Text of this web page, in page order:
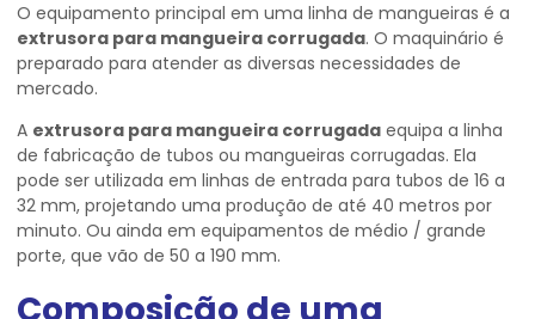
O equipamento principal em uma linha de mangueiras é a
extrusora para mangueira corrugada. O maquinário é
preparado para atender as diversas necessidades de
mercado.
A extrusora para mangueira corrugada equipa a linha
de fabricação de tubos ou mangueiras corrugadas. Ela
pode ser utilizada em linhas de entrada para tubos de 16 a
32 mm, projetando uma produção de até 40 metros por
minuto. Ou ainda em equipamentos de médio / grande
porte, que vão de 50 a 190 mm.